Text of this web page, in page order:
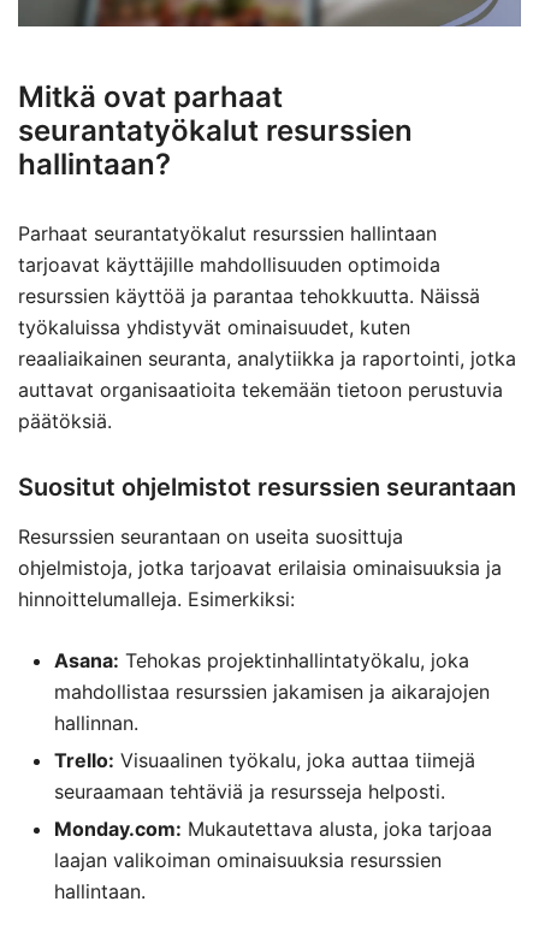
Mitkä ovat parhaat
seurantatyökalut resurssien
hallintaan?
Parhaat seurantatyökalut resurssien hallintaan
tarjoavat käyttäjille mahdollisuuden optimoida
resurssien käyttöä ja parantaa tehokkuutta. Näissä
työkaluissa yhdistyvät ominaisuudet, kuten
reaaliaikainen seuranta, analytiikka ja raportointi, jotka
auttavat organisaatioita tekemään tietoon perustuvia
päätöksiä.
Suositut ohjelmistot resurssien seurantaan
Resurssien seurantaan on useita suosittuja
ohjelmistoja, jotka tarjoavat erilaisia ominaisuuksia ja
hinnoittelumalleja. Esimerkiksi:
Asana: Tehokas projektinhallintatyökalu, joka
mahdollistaa resurssien jakamisen ja aikarajojen
hallinnan.
Trello: Visuaalinen työkalu, joka auttaa tiimejä
seuraamaan tehtäviä ja resursseja helposti.
Monday.com: Mukautettava alusta, joka tarjoaa
laajan valikoiman ominaisuuksia resurssien
hallintaan.